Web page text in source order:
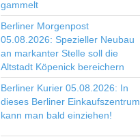
gammelt
Berliner Morgenpost
05.08.2026: Spezieller Neubau
an markanter Stelle soll die
Altstadt Köpenick bereichern
Berliner Kurier 05.08.2026: In
dieses Berliner Einkaufszentrum
kann man bald einziehen!